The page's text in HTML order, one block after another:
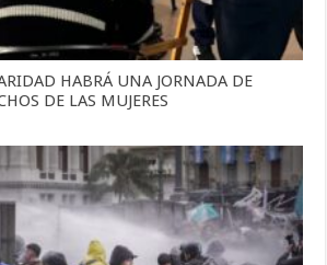
HABRÁ UNA JORNADA DE
DE LAS MUJERES